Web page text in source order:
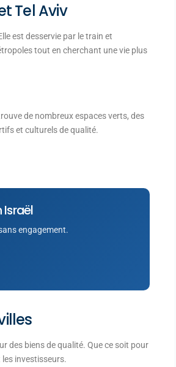
Tel Aviv
est desservie par le train et
tout en cherchant une vie plus
de nombreux espaces verts, des
et culturels de qualité.
engagement.
des biens de qualité. Que ce soit pour
investisseurs.